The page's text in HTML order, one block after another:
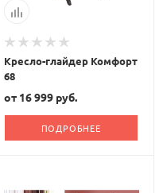
Кресло-глайдер Комфорт
68
от 16 999 руб.
ПОДРОБНЕЕ